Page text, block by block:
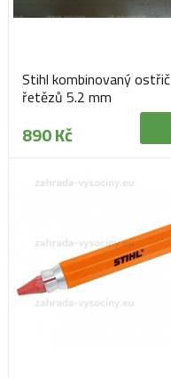
Stihl kombinovaný ostřič
řetězů 5.2 mm
890 Kč